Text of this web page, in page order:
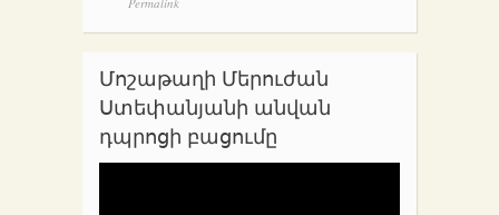
Մոշաթաղի Մերուժան
Ստեփանյանի անվան
դպրոցի բացումը